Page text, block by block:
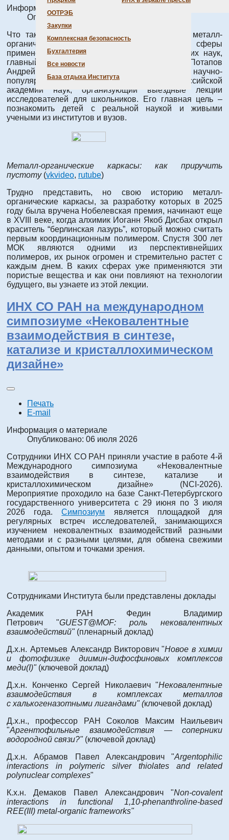
ООТРЭБ
Закупки
Комплексная безопасность
Бухгалтерия
Все новости
База отдыха Института
Информация о материале
Опубликовано: 28 июля 2026
Что такое координационные полимеры, или металл-
органические каркасы, каковы их свойства и сферы
применения – рассказывает доктор химических наук,
главный научный сотрудник ИНХ СО РАН Потапов
Андрей Сергеевич. «КЛАССный ученый» – это научно-
популярный проект Сибирского отделения Российской
академии наук, организующий выездные лекции
исследователей для школьников. Его главная цель –
познакомить детей с реальной наукой и живыми
учеными из институтов и вузов.
Металл-органические каркасы: как приручить
пустоту(vkvideo, rutube)
Трудно представить, но свою историю металл-
органические каркасы, за разработку которых в 2025
году была вручена Нобелевская премия, начинают еще
в ХVIII веке, когда алхимик Иоганн Якоб Дисбах открыл
краситель “берлинская лазурь”, который можно считать
первым координационным полимером. Спустя 300 лет
МОК являются одними из перспективнейших
полимеров, их рынок огромен и стремительно растет с
каждым днем. В каких сферах уже применяются эти
пористые вещества и как они повлияют на технологии
будущего, вы узнаете из этой лекции.
ИНХ СО РАН на международном
симпозиуме «Нековалентные
взаимодействия в синтезе,
катализе и кристаллохимическом
дизайне»
Печать
E-mail
Информация о материале
Опубликовано: 06 июля 2026
Сотрудники ИНХ СО РАН приняли участие в работе 4-й
Международного симпозиума «Нековалентные
взаимодействия в синтезе, катализе и
кристаллохимическом дизайне» (NCI-2026).
Мероприятие проходило на базе Санкт-Петербургского
государственного университета с 29 июня по 3 июля
2026 года.Симпозиум является площадкой для
регулярных встреч исследователей, занимающихся
изучением нековалентных взаимодействий разными
методами и с разными целями, для обмена свежими
данными, опытом и точками зрения.
Сотрудниками Института были представлены доклады
Академик РАН Федин Владимир
Петрович "GUEST@MOF: роль нековалентных
взаимодействий" (пленарный доклад)
Д.х.н. Артемьев Александр Викторович "Новое в химии
и фотофизике диимин-дифосфиновых комплексов
меди(I)" (ключевой доклад)
Д.х.н. Конченко Сергей Николаевич "Нековалентные
взаимодействия в комплексах металлов
с халькогеназотными лигандами" (ключевой доклад)
Д.х.н., профессор РАН Соколов Максим Наильевич
"Аргентофильные взаимодействия — соперники
водородной связи?" (ключевой доклад)
Д.х.н. Абрамов Павел Александрович "Argentophilic
interactions in polymeric silver thiolates and related
polynuclear complexes"
К.х.н. Демаков Павел Александрович "Non-covalent
interactions in functional 1,10-phenanthroline-based
REE(III) metal-organic frameworks"